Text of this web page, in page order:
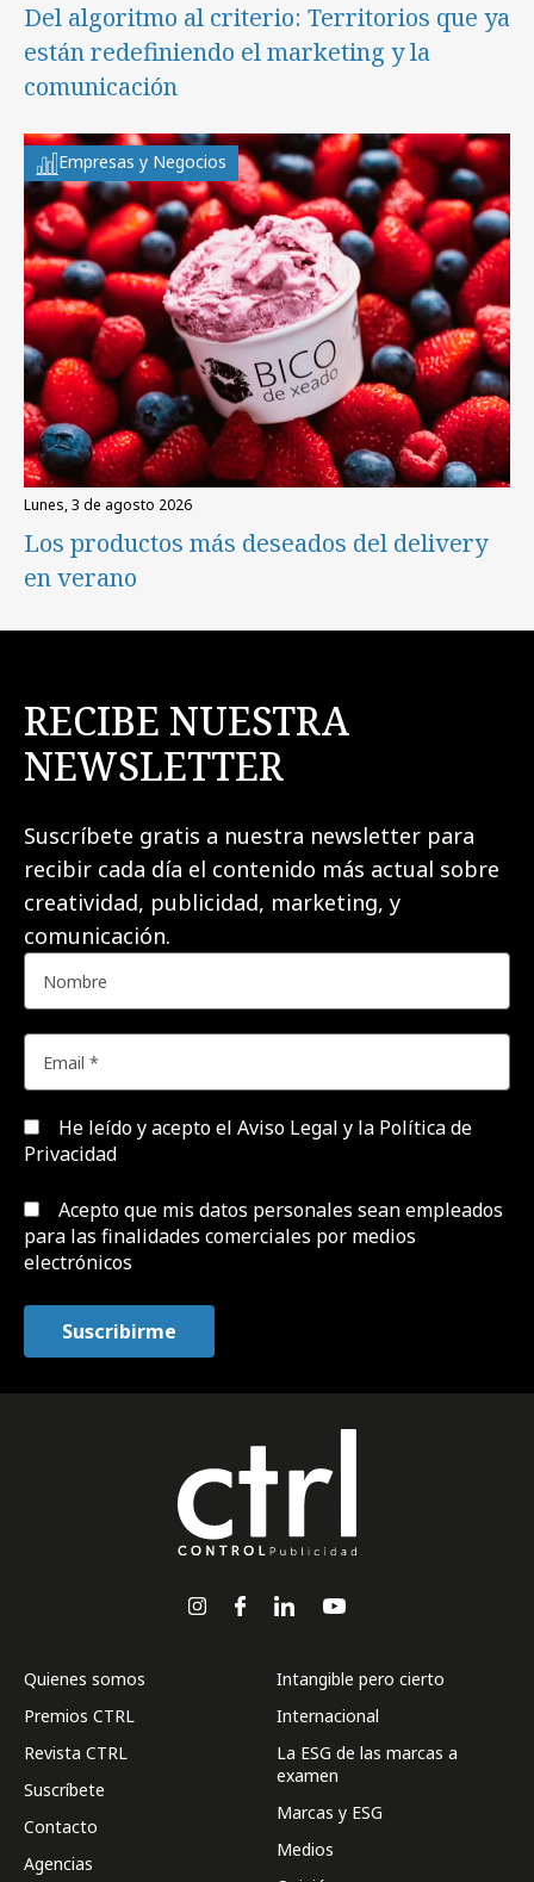
Del algoritmo al criterio: Territorios que ya
están redefiniendo el marketing y la
comunicación
Empresas y Negocios
lunes, 3 de agosto 2026
Los productos más deseados del delivery
en verano
RECIBE NUESTRA
NEWSLETTER
Suscríbete gratis a nuestra newsletter para
recibir cada día el contenido más actual sobre
creatividad, publicidad, marketing, y
comunicación.
He leído y acepto el Aviso Legal y la Política de
Privacidad
Acepto que mis datos personales sean empleados
para las finalidades comerciales por medios
electrónicos
Quienes somos
Premios CTRL
Revista CTRL
Suscríbete
Contacto
Agencias
Intangible pero cierto
Internacional
La ESG de las marcas a
examen
Marcas y ESG
Medios